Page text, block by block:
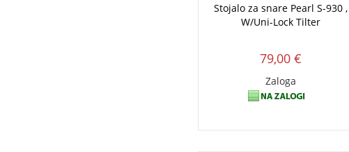
Stojalo za snare Pearl S-930 ,
W/Uni-Lock Tilter
79,00 €
Zaloga